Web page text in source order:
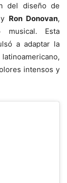
del diseño de
y Ron Donovan,
musical. Esta
a adaptar la
intensos y